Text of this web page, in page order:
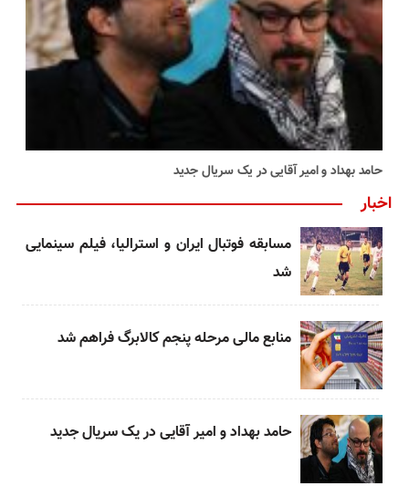
حامد بهداد و امیر آقایی در یک سریال جدید
اخبار
مسابقه فوتبال ایران و استرالیا، فیلم سینمایی
شد
منابع مالی مرحله پنجم کالابرگ فراهم شد
حامد بهداد و امیر آقایی در یک سریال جدید